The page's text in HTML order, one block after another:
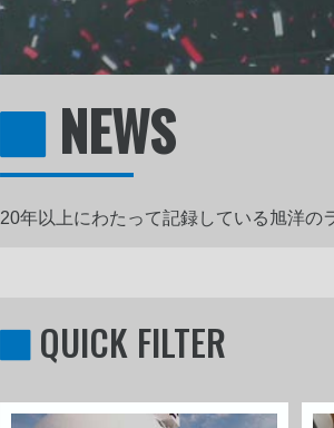
NEWS
20年以上にわたって記録している旭洋の
QUICK FILTER